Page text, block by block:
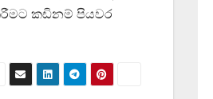
කඩිනම් පියවර